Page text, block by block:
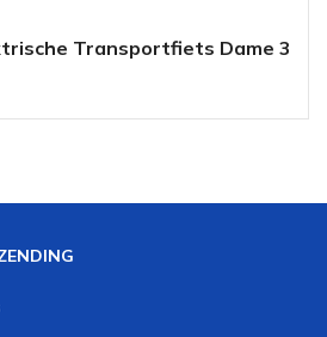
Transportfiets Dame 3